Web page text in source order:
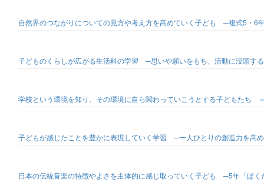
自然界のつながりについての見方や考え方を高めていく子ども ─複式5・6
子どものくらしが広がる生活科の学習 ─思いや願いをもち、活動に没頭す
学校という環境を知り、その環境に自ら関わっていこうとする子どもたち
子どもが感じたことを豊かに表現していく学習 ─一人ひとりの創造力を高
日本の伝統音楽の特徴やよさを主体的に感じ取っていく子ども ─5年「ぼ